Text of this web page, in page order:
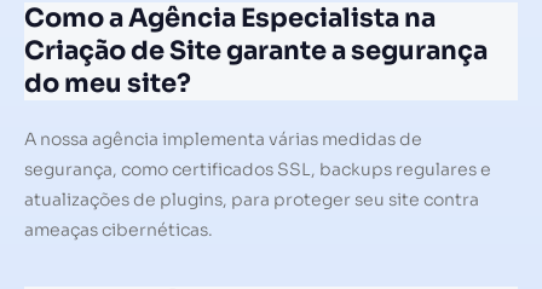
Como a Agência Especialista na
Criação de Site garante a segurança
do meu site?
A nossa agência implementa várias medidas de
segurança, como certificados SSL, backups regulares e
atualizações de plugins, para proteger seu site contra
ameaças cibernéticas.